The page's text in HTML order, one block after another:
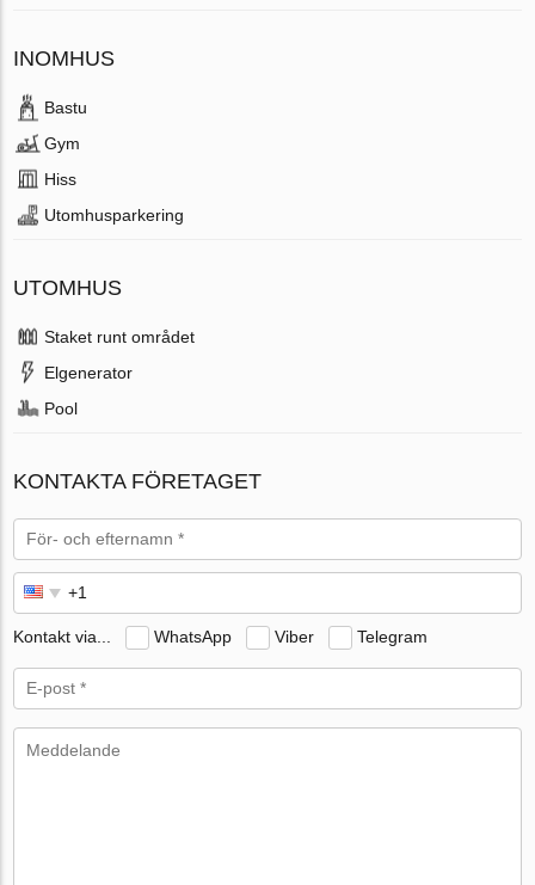
INOMHUS
Bastu
Gym
Hiss
Utomhusparkering
UTOMHUS
Staket runt området
Elgenerator
Pool
KONTAKTA FÖRETAGET
Kontakt via... WhatsApp Viber Telegram